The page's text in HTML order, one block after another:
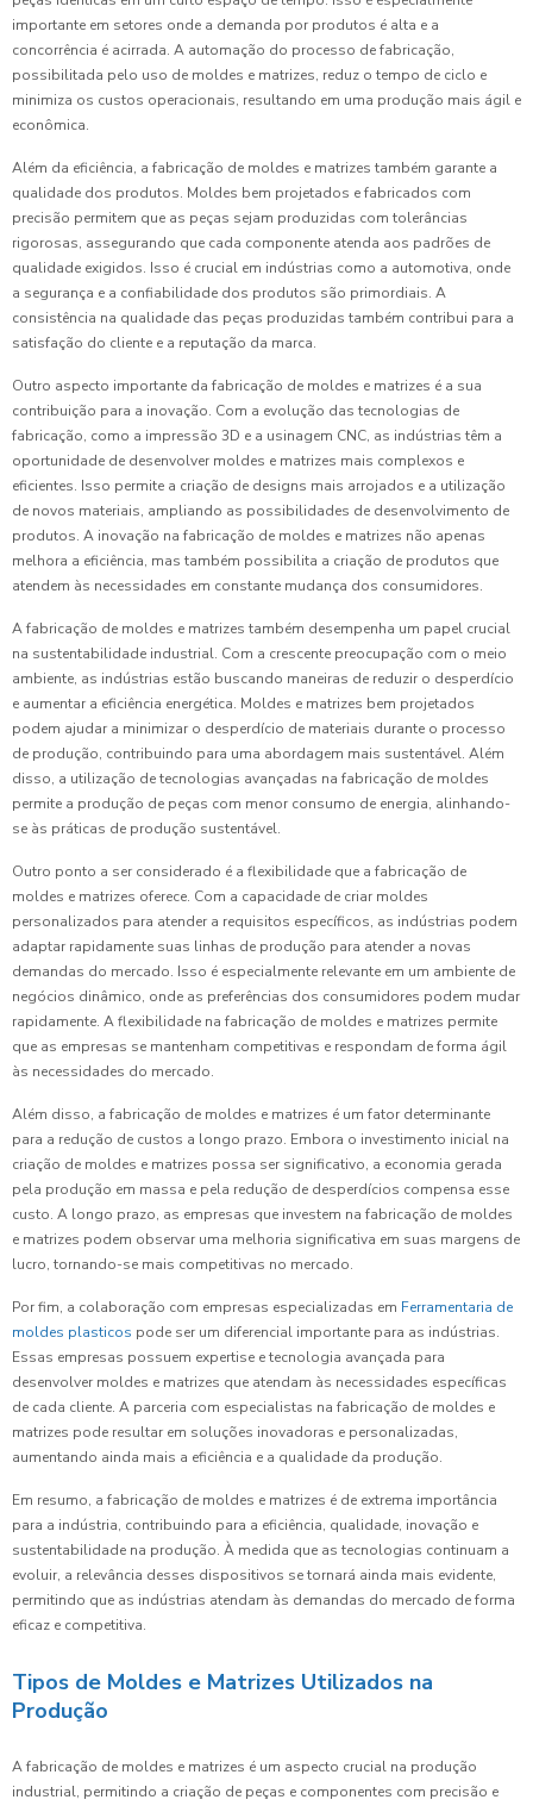
importante em setores onde a demanda por produtos é alta e a
concorrência é acirrada. A automação do processo de fabricação,
possibilitada pelo uso de moldes e matrizes, reduz o tempo de ciclo e
minimiza os custos operacionais, resultando em uma produção mais ágil e
econômica.
Além da eficiência, a fabricação de moldes e matrizes também garante a
qualidade dos produtos. Moldes bem projetados e fabricados com
precisão permitem que as peças sejam produzidas com tolerâncias
rigorosas, assegurando que cada componente atenda aos padrões de
qualidade exigidos. Isso é crucial em indústrias como a automotiva, onde
a segurança e a confiabilidade dos produtos são primordiais. A
consistência na qualidade das peças produzidas também contribui para a
satisfação do cliente e a reputação da marca.
Outro aspecto importante da fabricação de moldes e matrizes é a sua
contribuição para a inovação. Com a evolução das tecnologias de
fabricação, como a impressão 3D e a usinagem CNC, as indústrias têm a
oportunidade de desenvolver moldes e matrizes mais complexos e
eficientes. Isso permite a criação de designs mais arrojados e a utilização
de novos materiais, ampliando as possibilidades de desenvolvimento de
produtos. A inovação na fabricação de moldes e matrizes não apenas
melhora a eficiência, mas também possibilita a criação de produtos que
atendem às necessidades em constante mudança dos consumidores.
A fabricação de moldes e matrizes também desempenha um papel crucial
na sustentabilidade industrial. Com a crescente preocupação com o meio
ambiente, as indústrias estão buscando maneiras de reduzir o desperdício
e aumentar a eficiência energética. Moldes e matrizes bem projetados
podem ajudar a minimizar o desperdício de materiais durante o processo
de produção, contribuindo para uma abordagem mais sustentável. Além
disso, a utilização de tecnologias avançadas na fabricação de moldes
permite a produção de peças com menor consumo de energia, alinhando-
se às práticas de produção sustentável.
Outro ponto a ser considerado é a flexibilidade que a fabricação de
moldes e matrizes oferece. Com a capacidade de criar moldes
personalizados para atender a requisitos específicos, as indústrias podem
adaptar rapidamente suas linhas de produção para atender a novas
demandas do mercado. Isso é especialmente relevante em um ambiente de
negócios dinâmico, onde as preferências dos consumidores podem mudar
rapidamente. A flexibilidade na fabricação de moldes e matrizes permite
que as empresas se mantenham competitivas e respondam de forma ágil
às necessidades do mercado.
Além disso, a fabricação de moldes e matrizes é um fator determinante
para a redução de custos a longo prazo. Embora o investimento inicial na
criação de moldes e matrizes possa ser significativo, a economia gerada
pela produção em massa e pela redução de desperdícios compensa esse
custo. A longo prazo, as empresas que investem na fabricação de moldes
e matrizes podem observar uma melhoria significativa em suas margens de
lucro, tornando-se mais competitivas no mercado.
Por fim, a colaboração com empresas especializadas em Ferramentaria de
moldes plasticos pode ser um diferencial importante para as indústrias.
Essas empresas possuem expertise e tecnologia avançada para
desenvolver moldes e matrizes que atendam às necessidades específicas
de cada cliente. A parceria com especialistas na fabricação de moldes e
matrizes pode resultar em soluções inovadoras e personalizadas,
aumentando ainda mais a eficiência e a qualidade da produção.
Em resumo, a fabricação de moldes e matrizes é de extrema importância
para a indústria, contribuindo para a eficiência, qualidade, inovação e
sustentabilidade na produção. À medida que as tecnologias continuam a
evoluir, a relevância desses dispositivos se tornará ainda mais evidente,
permitindo que as indústrias atendam às demandas do mercado de forma
eficaz e competitiva.
Tipos de Moldes e Matrizes Utilizados na
Produção
A fabricação de moldes e matrizes é um aspecto crucial na produção
industrial, permitindo a criação de peças e componentes com precisão e